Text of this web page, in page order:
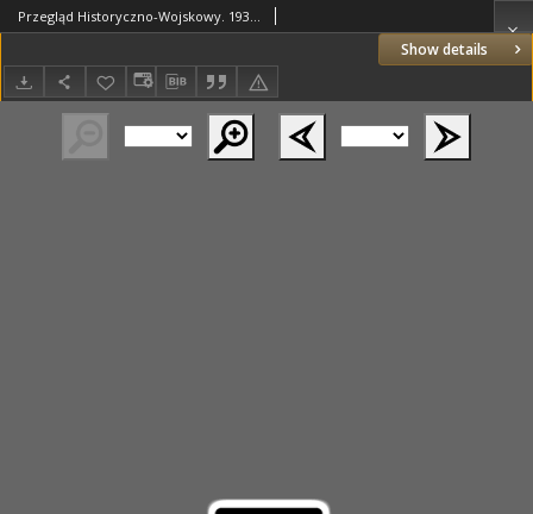
Show details
Przegląd Historyczno-Wojskowy. 1938 T.10 zeszyt 2